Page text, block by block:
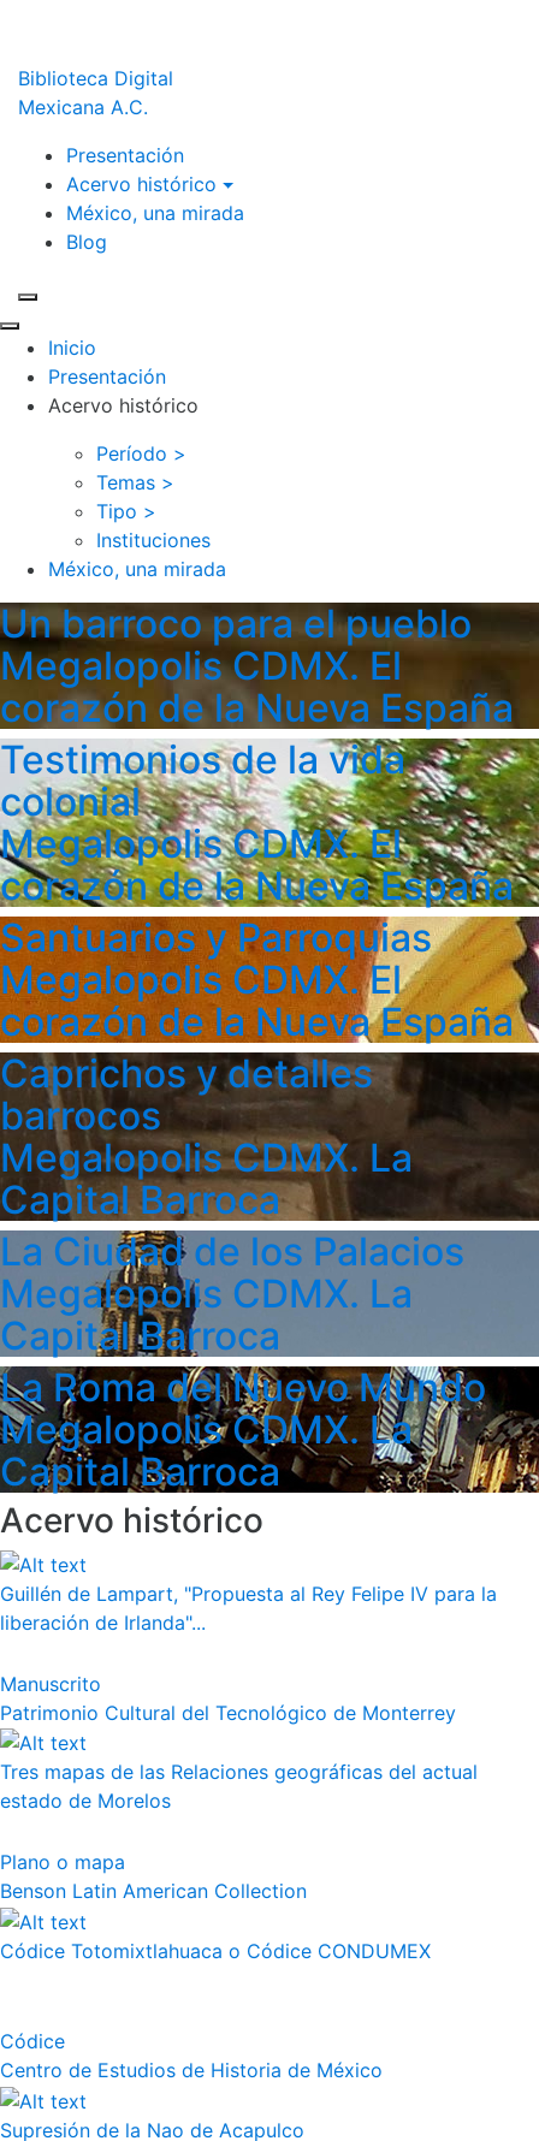
Biblioteca Digital
Mexicana A.C.
Presentación
Acervo histórico
México, una mirada
Blog
Inicio
Presentación
Acervo histórico
Período >
Temas >
Tipo >
Instituciones
México, una mirada
Un barroco para el pueblo
Megalopolis CDMX. El
corazón de la Nueva España
Testimonios de la vida
colonial
Megalopolis CDMX. El
corazón de la Nueva España
Santuarios y Parroquias
Megalopolis CDMX. El
corazón de la Nueva España
Caprichos y detalles
barrocos
Megalopolis CDMX. La
Capital Barroca
La Ciudad de los Palacios
Megalopolis CDMX. La
Capital Barroca
La Roma del Nuevo Mundo
Megalopolis CDMX. La
Capital Barroca
Acervo histórico
Guillén de Lampart, "Propuesta al Rey Felipe IV para la
liberación de Irlanda"...
Manuscrito
Patrimonio Cultural del Tecnológico de Monterrey
Tres mapas de las Relaciones geográficas del actual
estado de Morelos
Plano o mapa
Benson Latin American Collection
Códice Totomixtlahuaca o Códice CONDUMEX
Códice
Centro de Estudios de Historia de México
Supresión de la Nao de Acapulco